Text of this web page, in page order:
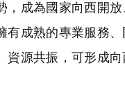
成為國家向西開放
成熟的專業服務
源共振，可形成向